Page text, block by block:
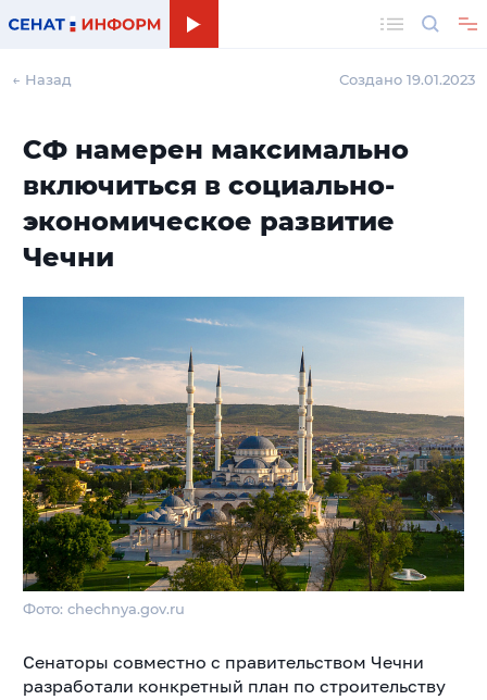
← Назад Создано 19.01.2023
СФ намерен максимально
включиться в социально-
экономическое развитие
Чечни
Фото: chechnya.gov.ru
Сенаторы совместно с правительством Чечни
разработали конкретный план по строительству